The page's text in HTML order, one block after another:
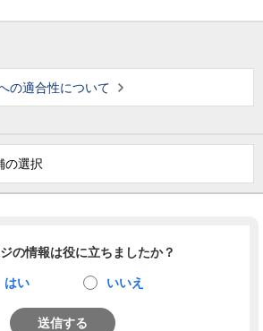
の適合性について
の選択
の情報は役に立ちましたか？
はい いいえ
送信する